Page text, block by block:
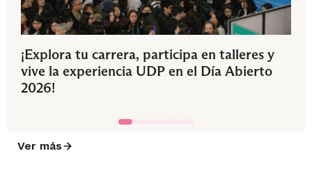
¡Explora tu carrera, participa en talleres y
vive la experiencia UDP en el Día Abierto
2026!
Ver más